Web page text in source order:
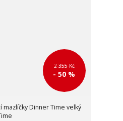
2 355 Kč
- 50 %
mazlíčky Dinner Time velký